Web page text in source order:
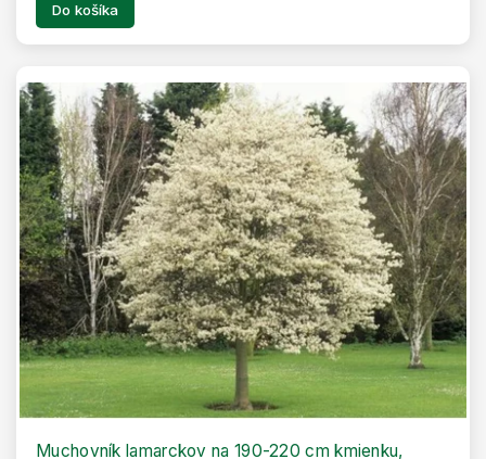
Do košíka
Muchovník lamarckov na 190-220 cm kmienku,